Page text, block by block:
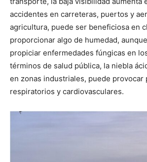
accidentes en carreteras, puertos y
agricultura, puede ser beneficiosa en
proporcionar algo de humedad,
propiciar enfermedades fúngicas en
términos de salud pública, la niebla
en zonas industriales, puede provocar
respiratorios y cardiovasculares.